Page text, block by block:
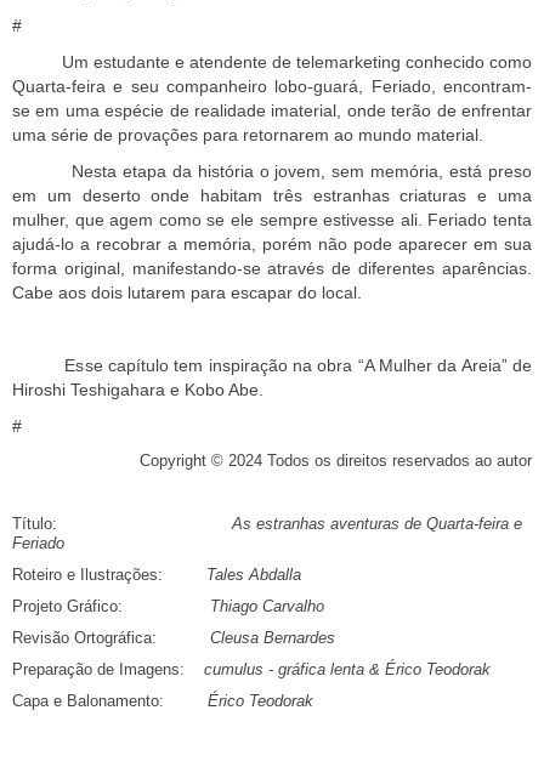
#
Um estudante e atendente de telemarketing conhecido como
Quarta-feira e seu companheiro lobo-guará, Feriado, encontram-
se em uma espécie de realidade imaterial, onde terão de enfrentar
uma série de provações para retornarem ao mundo material.
Nesta etapa da história o jovem, sem memória, está preso
em um deserto onde habitam três estranhas criaturas e uma
mulher, que agem como se ele sempre estivesse ali. Feriado tenta
ajudá-lo a recobrar a memória, porém não pode aparecer em sua
forma original, manifestando-se através de diferentes aparências.
Cabe aos dois lutarem para escapar do local.
Esse capítulo tem inspiração na obra “A Mulher da Areia” de
Hiroshi Teshigahara e Kobo Abe.
#
Copyright © 2024 Todos os direitos reservados ao autor
Título:As estranhas aventuras de Quarta-feira e
Feriado
Roteiro e Ilustrações: Tales Abdalla
Projeto Gráfico: Thiago Carvalho
Revisão Ortográfica: Cleusa Bernardes
Preparação de Imagens: cumulus - gráfica lenta & Érico Teodorak
Capa e Balonamento: Érico Teodorak